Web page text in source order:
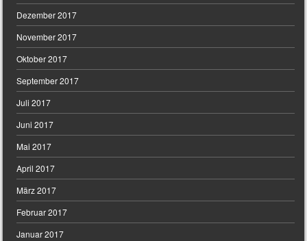
Dezember 2017
November 2017
Oktober 2017
September 2017
Juli 2017
Juni 2017
Mai 2017
April 2017
März 2017
Februar 2017
Januar 2017